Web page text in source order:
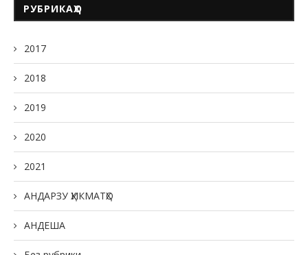
РУБРИКАҲО
2017
2018
2019
2020
2021
АНДАРЗУ ҲИКМАТҲО
АНДЕША